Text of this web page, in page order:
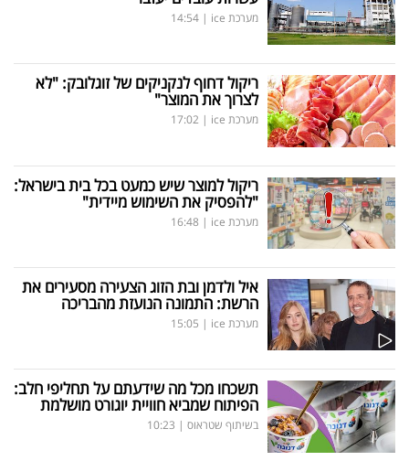
מערכת ice |
14:54
ריקול דחוף לנקניקים של זוגלובק: "לא
לצרוך את המוצר"
מערכת ice |
17:02
ריקול למוצר שיש כמעט בכל בית בישראל:
"להפסיק את השימוש מיידית"
מערכת ice |
16:48
איל ולדמן ובת הזוג הצעירה מסעירים את
הרשת: התמונה הנועזת מהבריכה
מערכת ice |
15:05
תשכחו מכל מה שידעתם על תחליפי חלב:
הפיתוח שמביא חוויית יוגורט מושלמת
בשיתוף שטראוס |
10:23